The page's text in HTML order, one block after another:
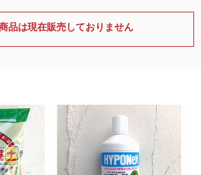
品は現在販売しておりません